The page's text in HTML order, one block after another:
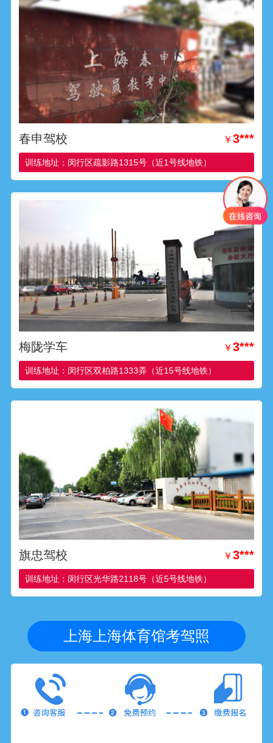
春申驾校 ￥3***
训练地址：闵行区疏影路1315号（近1号线地铁）
梅陇学车 ￥3***
训练地址：闵行区双柏路1333弄（近15号线地铁）
旗忠驾校 ￥3***
训练地址：闵行区光华路2118号（近5号线地铁）
上海上海体育馆考驾照